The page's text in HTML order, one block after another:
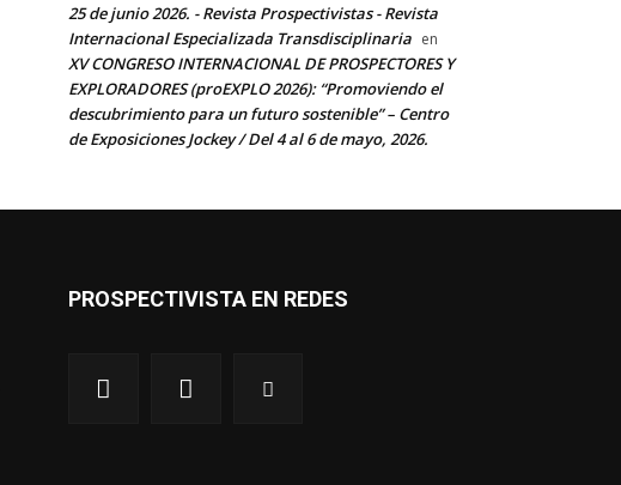
25 de junio 2026. - Revista Prospectivistas - Revista
Internacional Especializada Transdisciplinaria en
XV CONGRESO INTERNACIONAL DE PROSPECTORES Y
EXPLORADORES (proEXPLO 2026): “Promoviendo el
descubrimiento para un futuro sostenible” – Centro
de Exposiciones Jockey / Del 4 al 6 de mayo, 2026.
PROSPECTIVISTA EN REDES